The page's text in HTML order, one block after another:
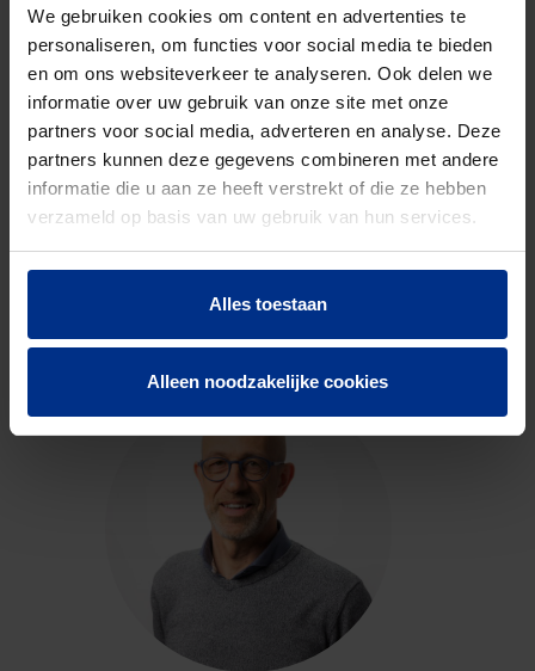
We gebruiken cookies om content en advertenties te
personaliseren, om functies voor social media te bieden
en om ons websiteverkeer te analyseren. Ook delen we
informatie over uw gebruik van onze site met onze
partners voor social media, adverteren en analyse. Deze
partners kunnen deze gegevens combineren met andere
informatie die u aan ze heeft verstrekt of die ze hebben
verzameld op basis van uw gebruik van hun services.
Alles toestaan
Alleen noodzakelijke cookies
DOWNLOADS
CONTACTEER ONS
Neem contact op met onze experts voor meer
informatie.